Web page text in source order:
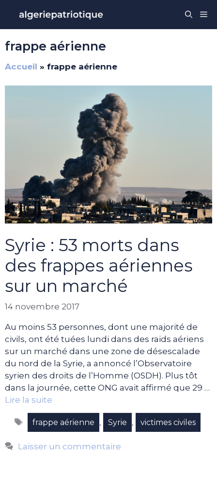
contenu
frappe aérienne
Accueil » frappe aérienne
Syrie : 53 morts dans
des frappes aériennes
sur un marché
14 novembre 2017
Au moins 53 personnes, dont une majorité de
civils, ont été tuées lundi dans des raids aériens
sur un marché dans une zone de désescalade
du nord de la Syrie, a annoncé l’Observatoire
syrien des droits de l’Homme (OSDH). Plus tôt
dans la journée, cette ONG avait affirmé que 29 …
Lire la suite
Étiquettes
frappe aérienne , Syrie , victimes civiles
Laisser un commentaire